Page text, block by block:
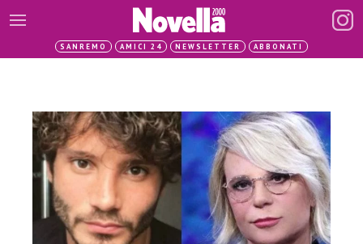
SANREMO AMICI 24 NEWSLETTER ABBONATI